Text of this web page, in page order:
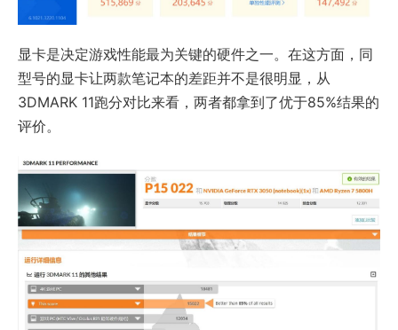
显卡是决定游戏性能最为关键的硬件之一。在这方面，同
型号的显卡让两款笔记本的差距并不是很明显，从
3DMARK 11跑分对比来看，两者都拿到了优于85%结果的
评价。